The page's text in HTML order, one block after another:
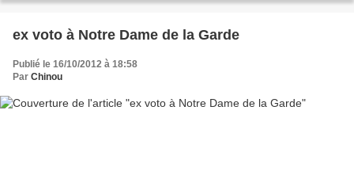
ex voto à Notre Dame de la Garde
Publié le 16/10/2012 à 18:58
Par Chinou